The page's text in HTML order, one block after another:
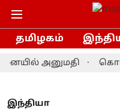
தமிழகம்
அனுமதி கொரியா
இந்தியா